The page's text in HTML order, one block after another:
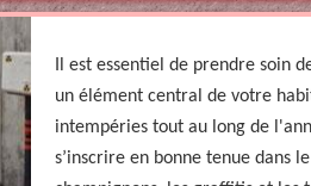
Il est essentiel de prendre soin
un élément central de votre
intempéries tout au long de
s’inscrire en bonne tenue dans